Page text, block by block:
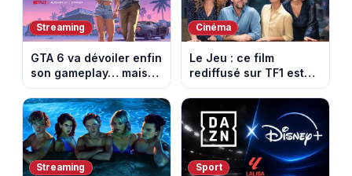
Streaming
GTA 6 va dévoiler enfin
son gameplay… mais
d’abord sur Netflix
Cinéma
Le Jeu : ce film
rediffusé sur TF1 est
adapté d’un succès
italien devenu un
phénomène mondial
Streaming Sport